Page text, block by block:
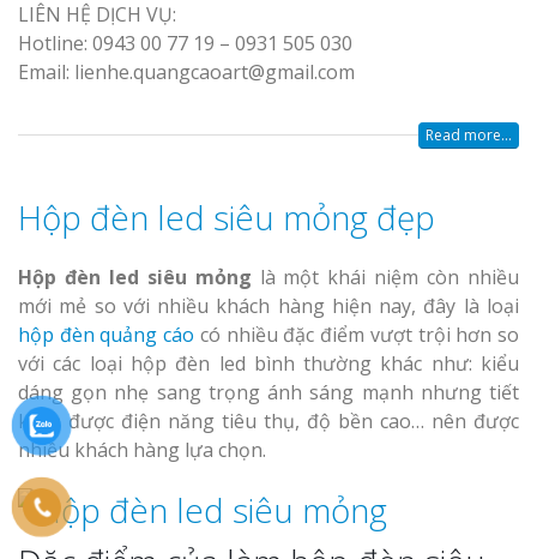
LIÊN HỆ DỊCH VỤ:
Hotline: 0943 00 77 19 – 0931 505 030
Email: lienhe.quangcaoart@gmail.com
Read more...
Hộp đèn led siêu mỏng đẹp
Hộp đèn led siêu mỏng là một khái niệm còn nhiều
mới mẻ so với nhiều khách hàng hiện nay, đây là loại
hộp đèn quảng cáo có nhiều đặc điểm vượt trội hơn so
với các loại hộp đèn led bình thường khác như: kiểu
dáng gọn nhẹ sang trọng ánh sáng mạnh nhưng tiết
kiệm được điện năng tiêu thụ, độ bền cao… nên được
nhiều khách hàng lựa chọn.